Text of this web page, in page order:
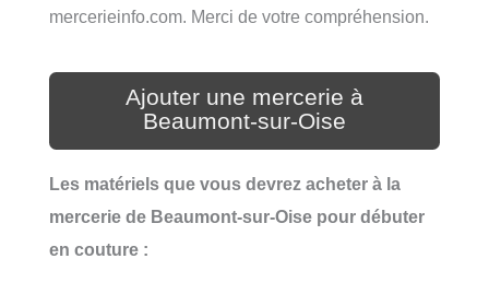
mercerieinfo.com. Merci de votre compréhension.
Ajouter une mercerie à
Beaumont-sur-Oise
Les matériels que vous devrez acheter à la
mercerie de Beaumont-sur-Oise pour débuter
en couture :